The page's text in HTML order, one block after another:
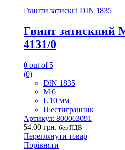
Гвинти затискні DIN 1835
Гвинт затискний
4131/0
0 out of 5
(0)
DIN 1835
M 6
L 10 мм
Шестигранник
Артикул: 800003091
54.00 грн. без ПДВ
Переглянути товар
Порівняти